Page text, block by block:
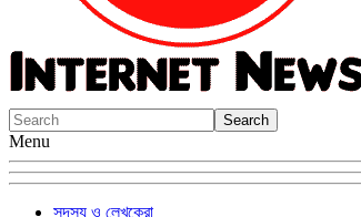
Menu
সদস্য ও লেখকেরা